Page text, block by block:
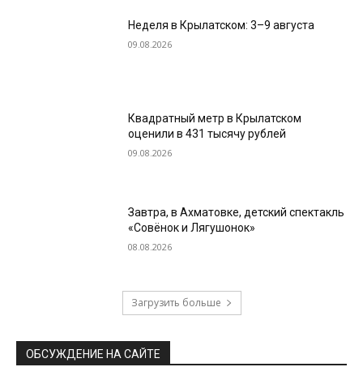
Неделя в Крылатском: 3–9 августа
09.08.2026
Квадратный метр в Крылатском
оценили в 431 тысячу рублей
09.08.2026
Завтра, в Ахматовке, детский спектакль
«Совёнок и Лягушонок»
08.08.2026
Загрузить больше
ОБСУЖДЕНИЕ НА САЙТЕ